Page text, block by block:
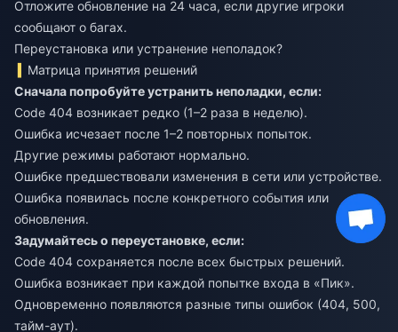
Отложите обновление на 24 часа, если другие игроки
сообщают о багах.
Переустановка или устранение неполадок?
Матрица принятия решений
Сначала попробуйте устранить неполадки, если:
Code 404 возникает редко (1–2 раза в неделю).
Ошибка исчезает после 1–2 повторных попыток.
Другие режимы работают нормально.
Ошибке предшествовали изменения в сети или устройстве.
Ошибка появилась после конкретного события или
обновления.
Задумайтесь о переустановке, если:
Code 404 сохраняется после всех быстрых решений.
Ошибка возникает при каждой попытке входа в «Пик».
Одновременно появляются разные типы ошибок (404, 500,
тайм-аут).